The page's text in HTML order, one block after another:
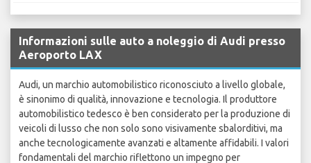
Informazioni sulle auto a noleggio di Audi presso
Aeroporto LAX
Audi, un marchio automobilistico riconosciuto a livello globale,
è sinonimo di qualità, innovazione e tecnologia. Il produttore
automobilistico tedesco è ben considerato per la produzione di
veicoli di lusso che non solo sono visivamente sbalorditivi, ma
anche tecnologicamente avanzati e altamente affidabili. I valori
fondamentali del marchio riflettono un impegno per